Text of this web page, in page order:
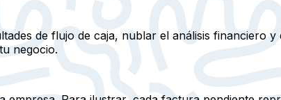
de flujo de caja, nublar el análisis financiero
negocio.